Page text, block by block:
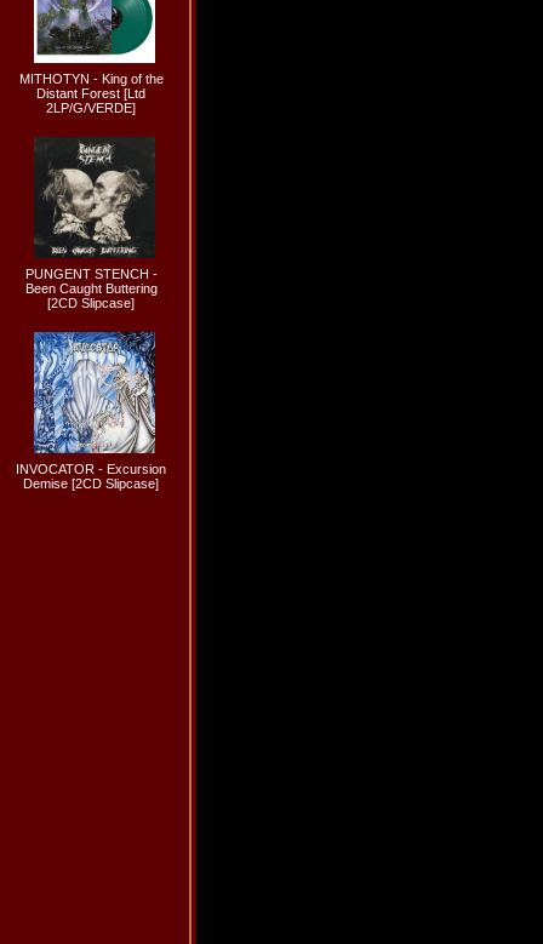
MITHOTYN - King of the
Distant Forest [Ltd
2LP/G/VERDE]
PUNGENT STENCH -
Been Caught Buttering
[2CD Slipcase]
INVOCATOR - Excursion
Demise [2CD Slipcase]